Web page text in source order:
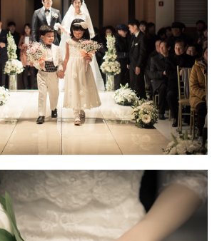
엘디스리젠트호텔스냅 대구웨딩스냅